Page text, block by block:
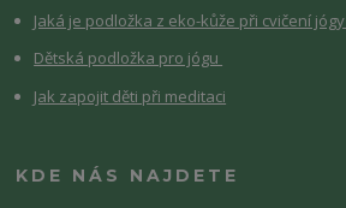
Jaká je podložka z eko-kůže při cvičení jógy
Dětská podložka pro jógu
Jak zapojit děti při meditaci
KDE NÁS NAJDETE